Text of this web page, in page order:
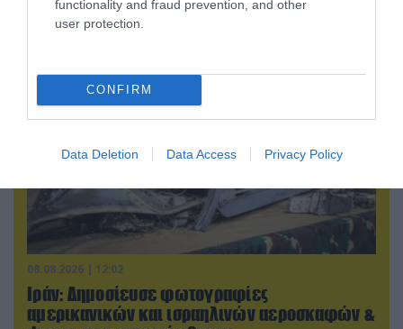
functionality and fraud prevention, and other
user protection.
CONFIRM
Data Deletion Data Access Privacy Policy
του Αρκά για τα τατουάζ (φωτο)
08.08.2026 | 12:02
Ιράν: Δημοσίευσε φωτογραφίες
αμερικανικών και ισραηλινών αεροσκαφών &